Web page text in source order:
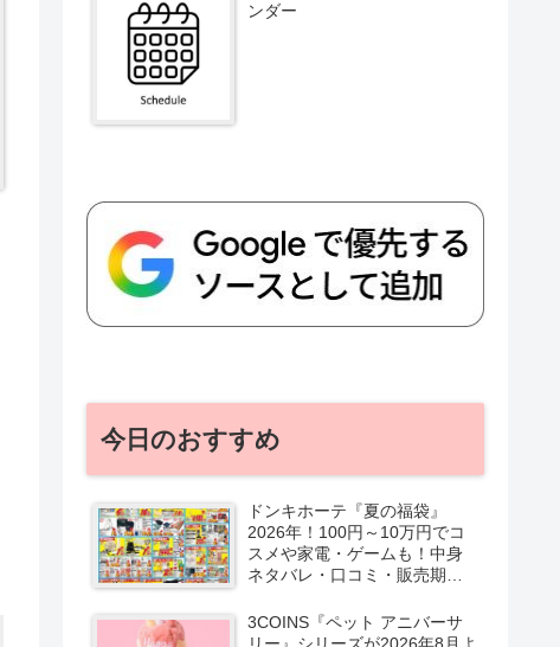
ンダー
今日のおすすめ
ドンキホーテ『夏の福袋』
2026年！100円～10万円でコ
スメや家電・ゲームも！中身
ネタバレ・口コミ・販売期
3COINS『ペット アニバーサ